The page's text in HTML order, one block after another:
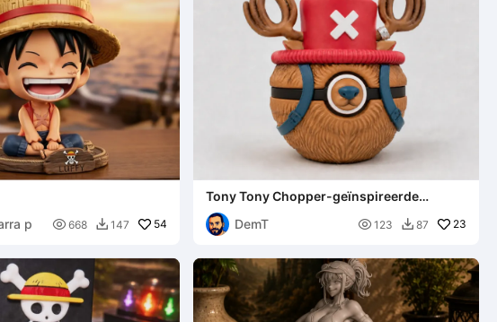
p
 668  147 54
Tony Tony Chopper-geïnspireerde
Pokéball
DemT
 123  87 23